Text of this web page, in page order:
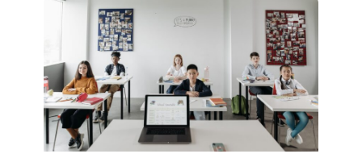
DEAL
VELOCITY
BY
MOST
—
МЕЖДУНАРОДНУЮ
ПРОГРАММУ
ДЛЯ